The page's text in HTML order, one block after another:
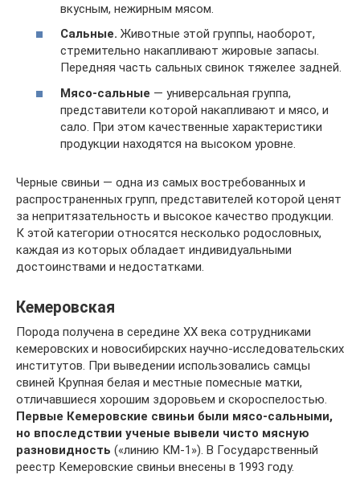
вкусным, нежирным мясом.
Сальные. Животные этой группы, наоборот,
стремительно накапливают жировые запасы.
Передняя часть сальных свинок тяжелее задней.
Мясо-сальные — универсальная группа,
представители которой накапливают и мясо, и
сало. При этом качественные характеристики
продукции находятся на высоком уровне.
Черные свиньи — одна из самых востребованных и
распространенных групп, представителей которой ценят
за непритязательность и высокое качество продукции.
К этой категории относятся несколько родословных,
каждая из которых обладает индивидуальными
достоинствами и недостатками.
Кемеровская
Порода получена в середине XX века сотрудниками
кемеровских и новосибирских научно-исследовательских
институтов. При выведении использовались самцы
свиней Крупная белая и местные помесные матки,
отличавшиеся хорошим здоровьем и скороспелостью.
Первые Кемеровские свиньи были мясо-сальными,
но впоследствии ученые вывели чисто мясную
разновидность («линию КМ-1»). В Государственный
реестр Кемеровские свиньи внесены в 1993 году.